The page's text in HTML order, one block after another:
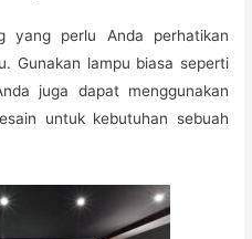
yang perlu Anda perhatikan
Gunakan lampu biasa seperti
juga dapat menggunakan
untuk kebutuhan sebuah